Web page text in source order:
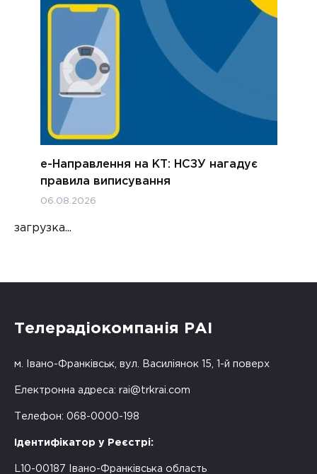
е-Направлення на КТ: НСЗУ нагадує
правила виписування
06.08.2026
загрузка...
Телерадіокомпанія РАІ
м. Івано-Франківськ, вул. Василіянок 15, 1-й поверх
Електронна адреса: rai@trkrai.com
Телефон: 068-0000-198
Ідентифікатор у Реєстрі:
L10-00187 Івано-Франківська область